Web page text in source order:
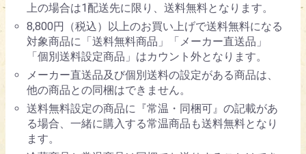
上の場合は1配送先に限り、送料無料となります。
8,800円（税込）以上のお買い上げで送料無料になる
対象商品に「送料無料商品」「メーカー直送品」
「個別送料設定商品」はカウント外となります。
メーカー直送品及び個別送料の設定がある商品は、
他の商品との同梱はできません。
送料無料設定の商品に『常温・同梱可』の記載があ
る場合、一緒に購入する常温商品も送料無料となり
ます。